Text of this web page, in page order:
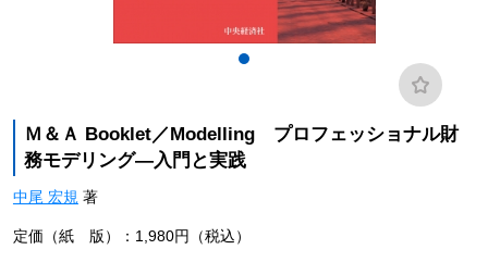
Ｍ＆Ａ Booklet／Modelling プロフェッショナル財
務モデリング―入門と実践
中尾 宏規 著
定価（紙 版）：1,980円（税込）